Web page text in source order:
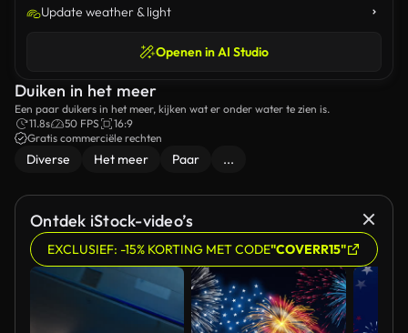
Update weather & light
Openen in AI Studio
Duiken in het meer
Een paar duikers in het meer, kijken wat er onder water te zien is.
11.8s
50 FPS
16:9
Gratis commerciële rechten
Diverse Het meer Paar ...
Ontdek iStock-video’s
EXCLUSIEF: -15% KORTING MET CODE"COVERR15"